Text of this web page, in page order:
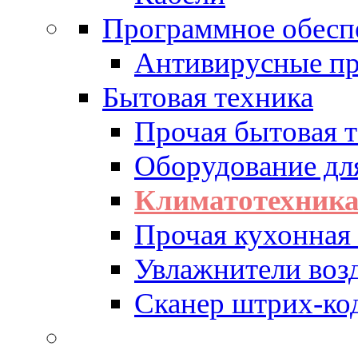
Программное
Антивирусные
Бытовая техника
Прочая бытовая
Оборудование
Прочая кухонная
Увлажнители
Сканер штрих-